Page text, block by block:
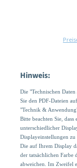
Hinweis:
Die "Technischen
Sie den PDF-Dateien
"Technik &
Bitte beachten Sie, dass
unterschiedlicher
Displayeinstellungen zu
Die auf Ihrem Display
der tatsächlichen Farbe
abweichen. Im Zweifel